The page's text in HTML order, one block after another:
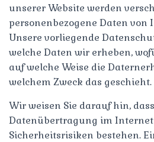
unserer Website werden
personenbezogene Daten von
Unsere vorliegende
welche Daten wir erheben,
auf welche Weise die
welchem Zweck das geschieht.
Wir weisen Sie darauf hin,
Datenübertragung im
Sicherheitsrisiken bestehen.